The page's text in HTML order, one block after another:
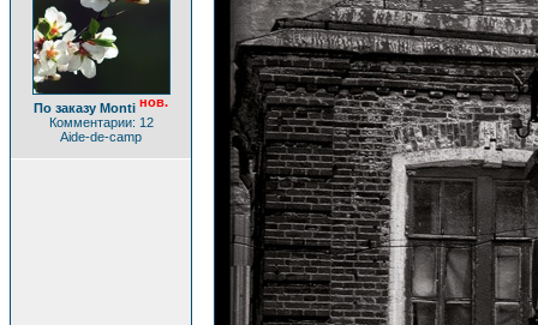
По заказу Monti нов.
Комментарии: 12
Aide-de-camp